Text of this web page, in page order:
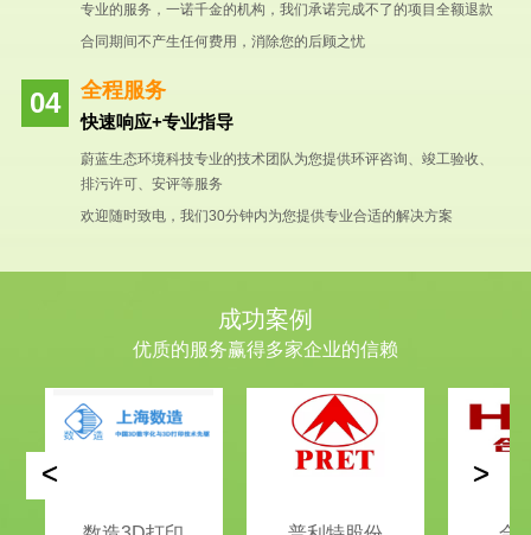
专业的服务，一诺千金的机构，我们承诺完成不了的项目全额退款
合同期间不产生任何费用，消除您的后顾之忧
全程服务
快速响应+专业指导
蔚蓝生态环境科技专业的技术团队为您提供环评咨询、竣工验收、
排污许可、安评等服务
欢迎随时致电，我们30分钟内为您提供专业合适的解决方案
成功案例
优质的服务赢得多家企业的信赖
< >